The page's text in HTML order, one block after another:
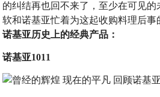
的纠结再也回不来了，至少在可见
软和诺基亚忙着为这起收购料理后事
诺基亚历史上的经典产品：
诺基亚1011